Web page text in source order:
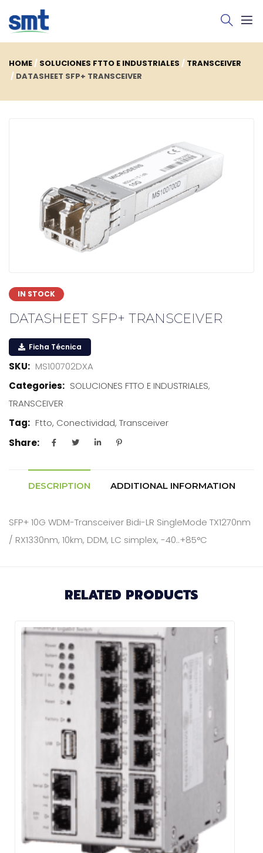
HOME SOLUCIONES FTTO E INDUSTRIALES
TRANSCEIVER
DATASHEET SFP+ TRANSCEIVER
IN STOCK
DATASHEET SFP+ TRANSCEIVER
Ficha Técnica
SKU: MS100702DXA
Categories: SOLUCIONES FTTO E INDUSTRIALES,
TRANSCEIVER
Tag: Ftto, Conectividad, Transceiver
Share:
DESCRIPTION ADDITIONAL INFORMATION
SFP+ 10G WDM-Transceiver Bidi-LR SingleMode TX1270nm
/ RX1330nm, 10km, DDM, LC simplex, -40..+85°C
RELATED PRODUCTS